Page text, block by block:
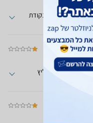
מפעיל גם בנקודת
ומאכזב. ממליץ